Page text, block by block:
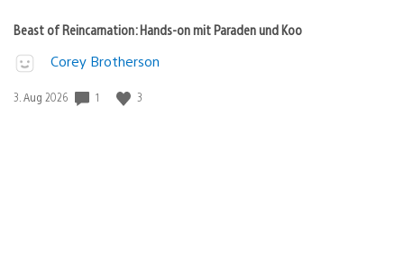
Beast of Reincarnation: Hands-on mit Paraden und Koo
Corey Brotherson
Veröffentlichungsdatum:
3. Aug 2026 1 3